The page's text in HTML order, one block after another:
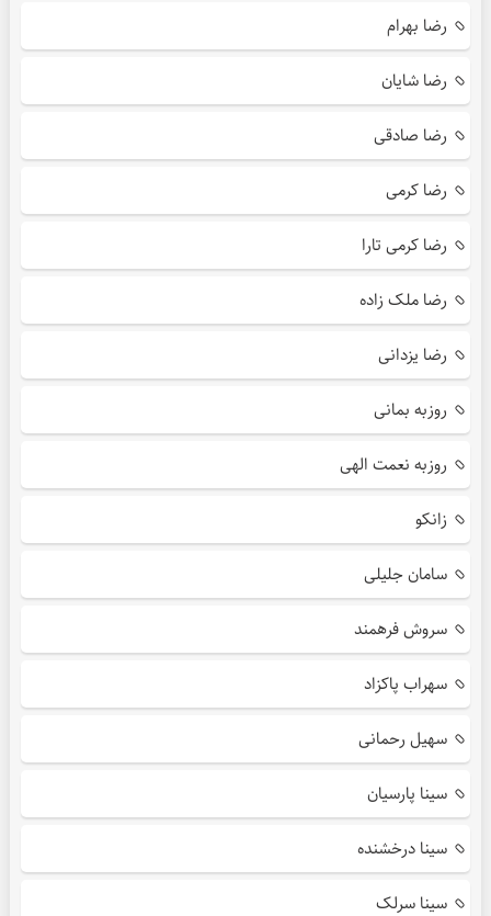
رضا بهرام
رضا شایان
رضا صادقی
رضا کرمی
رضا کرمی تارا
رضا ملک زاده
رضا یزدانی
روزبه بمانی
روزبه نعمت الهی
زانکو
سامان جلیلی
سروش فرهمند
سهراب پاکزاد
سهیل رحمانی
سینا پارسیان
سینا درخشنده
سینا سرلک